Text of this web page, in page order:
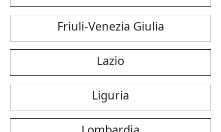
Friuli-Venezia Giulia
Lazio
Liguria